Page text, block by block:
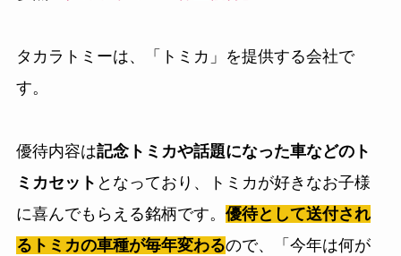
タカラトミーは、「トミカ」を提供する会社で
す。
優待内容は記念トミカや話題になった車などのト
ミカセット となっており、トミカが好きなお子様
に喜んでもらえる銘柄です。 優待として送付され
るトミカの車種が毎年変わるので、「今年は何が